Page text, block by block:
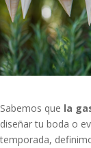
Sabemos que la
diseñar tu boda o
temporada,